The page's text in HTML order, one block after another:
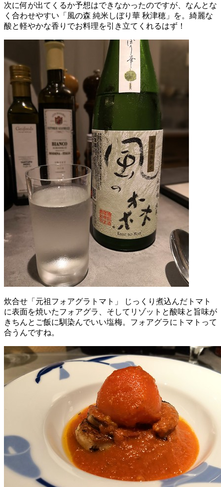
次に何が出てくるか予想はできなかったのですが、なんとな
く合わせやすい「風の森 純米しぼり華 秋津穂」を。綺麗な
酸と軽やかな香りでお料理を引き立てくれるはず！
炊合せ「元祖フォアグラトマト」 じっくり煮込んだトマト
に表面を焼いたフォアグラ、そしてリゾットと酸味と旨味が
きちんとご飯に馴染んでいい塩梅。フォアグラにトマトって
合うんですね。